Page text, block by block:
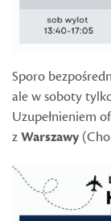
Sporo
ale w soboty
Uzupełnieniem
zWarszawy